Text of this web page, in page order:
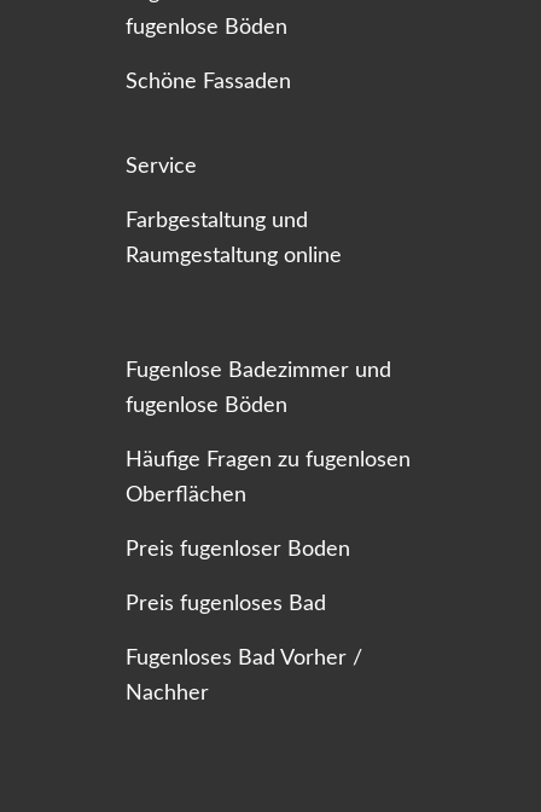
fugenlose Böden
Schöne Fassaden
Service
Farbgestaltung und
Raumgestaltung online
Fugenlose Badezimmer und
fugenlose Böden
Häufige Fragen zu fugenlosen
Oberflächen
Preis fugenloser Boden
Preis fugenloses Bad
Fugenloses Bad Vorher /
Nachher